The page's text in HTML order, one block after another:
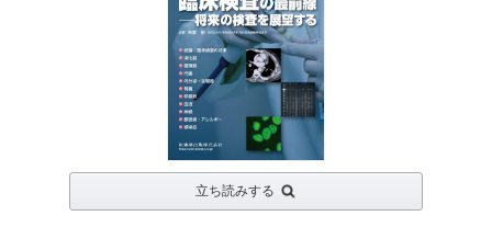
立ち読みする